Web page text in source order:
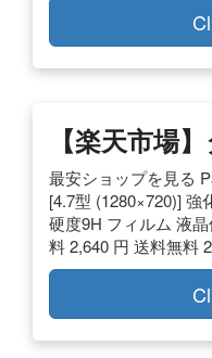
【楽天市場
最安ショップを見る
[4.7型 (1280×720)] 強
硬度9H フィルム 液
料 2,640 円 送料無料